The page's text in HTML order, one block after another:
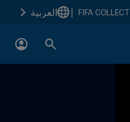
FIFA COLLECT العربية